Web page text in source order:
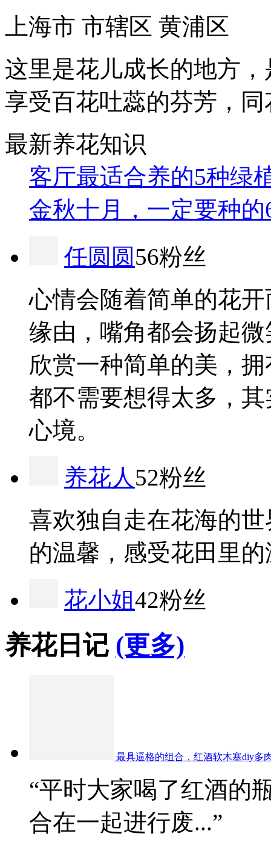
上海市 市辖区 黄浦区
这里是花儿成长的地方
享受百花吐蕊的芬芳，
最新养花知识
客厅最适合养的5种绿
金秋十月，一定要种
任圆圆56粉丝
心情会随着简单的花
缘由，嘴角都会扬起
欣赏一种简单的美，
都不需要想得太多，
心境。
养花人 52粉丝
喜欢独自走在花海的
的温馨，感受花田里
花小姐42粉丝
养花日记 (更多)
最具逼格的组合，红酒软木塞diy多
“平时大家喝了红酒的
合在一起进行废...”